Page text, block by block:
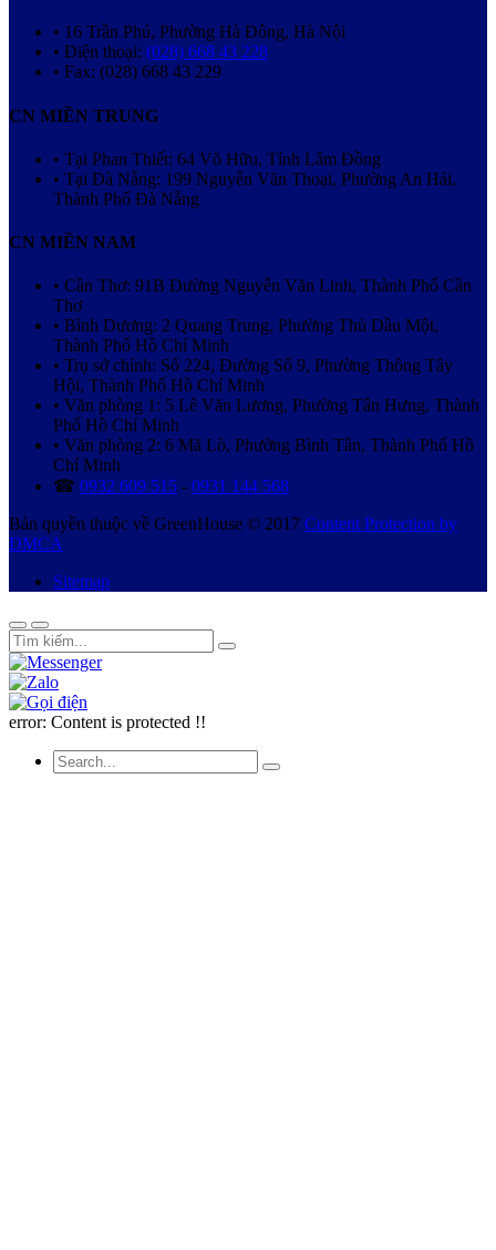
• 16 Trần Phú, Phường Hà Đông, Hà Nội
• Điện thoại: (028) 668 43 228
• Fax: (028) 668 43 229
CN MIỀN TRUNG
• Tại Phan Thiết: 64 Võ Hữu, Tỉnh Lâm Đồng
• Tại Đà Nẵng: 199 Nguyễn Văn Thoại, Phường An Hải,
Thành Phố Đà Nẵng
CN MIỀN NAM
• Cần Thơ: 91B Đường Nguyễn Văn Linh, Thành Phố Cần
Thơ
• Bình Dương: 2 Quang Trung, Phường Thủ Dầu Một,
Thành Phố Hồ Chí Minh
• Trụ sở chính: Số 224, Đường Số 9, Phường Thông Tây
Hội, Thành Phố Hồ Chí Minh
• Văn phòng 1: 5 Lê Văn Lương, Phường Tân Hưng, Thành
Phố Hồ Chí Minh
• Văn phòng 2: 6 Mã Lò, Phường Bình Tân, Thành Phố Hồ
Chí Minh
☎ 0932 609 515 - 0931 144 568
Bản quyền thuộc về GreenHouse © 2017 Content Protection by
DMCA
Sitemap
error: Content is protected !!